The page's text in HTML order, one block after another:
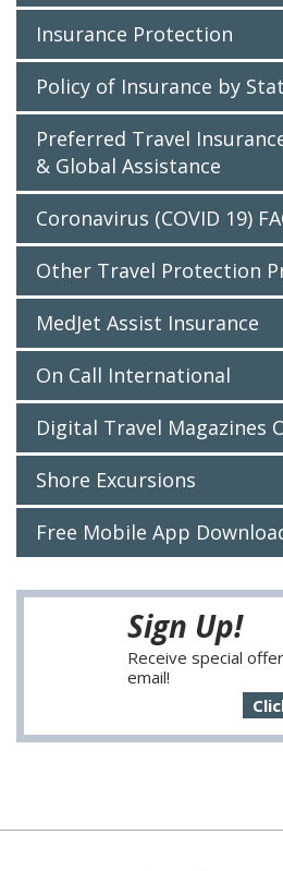
Insurance Protection
Policy of Insurance by
Preferred Travel
& Global Assistance
Coronavirus (COVID 19)
Other Travel Protection
MedJet Assist Insurance
On Call International
Digital Travel Magazines
Shore Excursions
Free Mobile App
Sign Up!
Receive special
email!